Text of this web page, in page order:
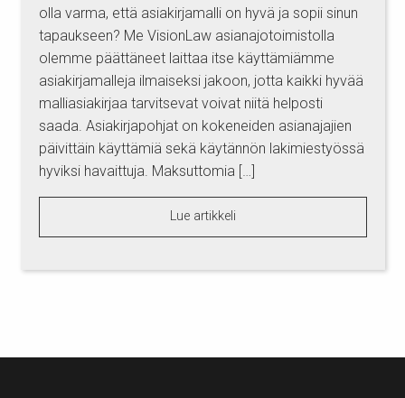
olla varma, että asiakirjamalli on hyvä ja sopii sinun
tapaukseen? Me VisionLaw asianajotoimistolla
olemme päättäneet laittaa itse käyttämiämme
asiakirjamalleja ilmaiseksi jakoon, jotta kaikki hyvää
malliasiakirjaa tarvitsevat voivat niitä helposti
saada. Asiakirjapohjat on kokeneiden asianajajien
päivittäin käyttämiä sekä käytännön lakimiestyössä
hyviksi havaittuja. Maksuttomia […]
Lue artikkeli